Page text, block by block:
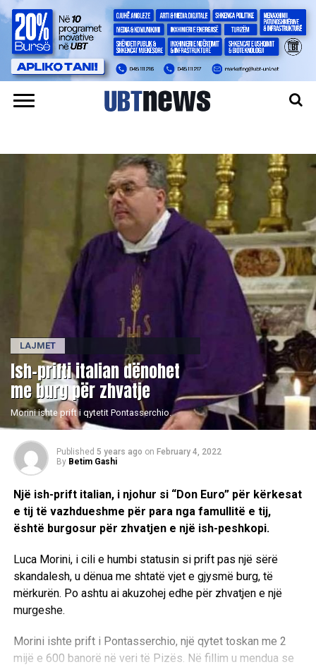
LAJMET
Ish-prifti italian dënohet
me burg për zhvatje
Morini ishte prift i qytetit Pontasserchio.
Published 5 years ago on February 4, 2022
By Betim Gashi
Një ish-prift italian, i njohur si “Don Euro” për kërkesat
e tij të vazhdueshme për para nga famullitë e tij,
është burgosur për zhvatjen e një ish-peshkopi.
Luca Morini, i cili e humbi statusin si prift pas një sërë
skandalesh, u dënua me shtatë vjet e gjysmë burg, të
mërkurën. Po ashtu ai akuzohej edhe për zhvatjen e një
murgeshe.
Morini ishte prift i Pontasserchio, një qytet toskan me 2
mijë e 600 banorë në veri të Pizës. Në fillim u mendua se